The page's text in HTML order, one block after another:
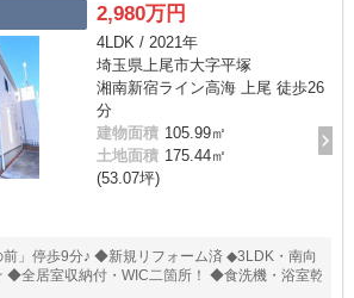
2,980万円
4LDK / 2021年
埼玉県上尾市大字平塚
湘南新宿ライン高海 上尾 徒歩26
分
建物面積 105.99㎡
土地面積 175.44㎡
(53.07坪)
」停歩9分♪ ◆新規リフォーム済 ◆3LDK・南向
◆全居室収納付・WIC二箇所！ ◆食洗機・浴室乾